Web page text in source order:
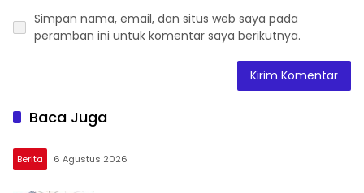
Simpan nama, email, dan situs web saya pada
peramban ini untuk komentar saya berikutnya.
Baca Juga
Berita 6 Agustus 2026